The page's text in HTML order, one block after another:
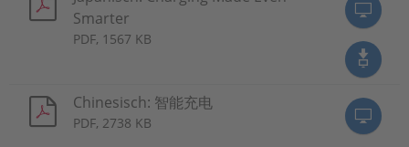
Smarter
PDF, 1567 KB
Chinesisch: 智能充电
PDF, 2738 KB